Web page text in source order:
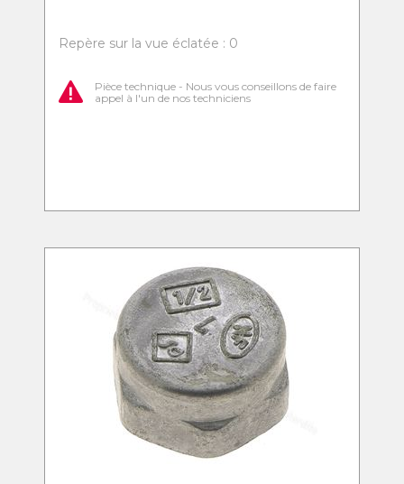
Repère sur la vue éclatée : 0
Pièce technique - Nous vous conseillons de faire
appel à l'un de nos techniciens